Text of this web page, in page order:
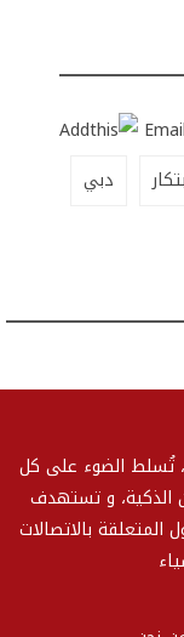
دبي
، تُسلط الضوء على كل
الذكية، و تستهدف
المتعلقة بالاتصالات